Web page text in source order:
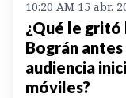
10:20 AM 15 abr.
¿Qué le gritó
Bográn
audiencia
móviles?